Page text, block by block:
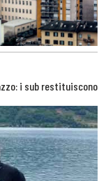
i sub restituiscono